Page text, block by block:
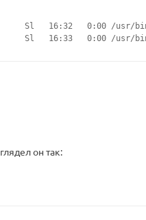
Sl   16:32   0:00 /usr/
Sl   16:33   0:00 /usr/
он так: